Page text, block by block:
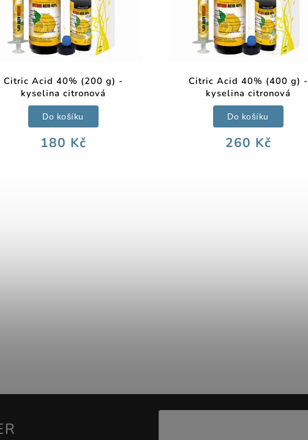
Citric Acid 40% (200 g) -
kyselina citronová
180 Kč
Do košíku
Citric Acid 40% (400 g) -
kyselina citronová
260 Kč
Do košíku